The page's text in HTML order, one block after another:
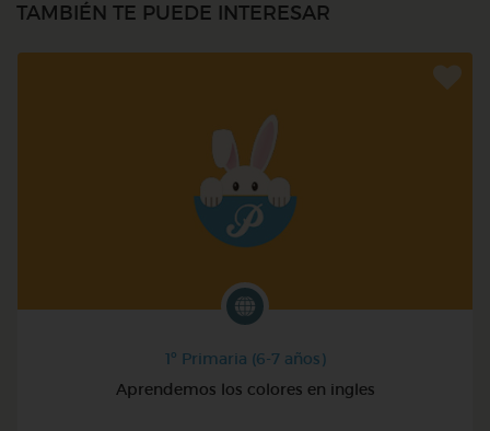
TAMBIÉN TE PUEDE INTERESAR
1º Primaria (6-7 años)
Aprendemos los colores en ingles